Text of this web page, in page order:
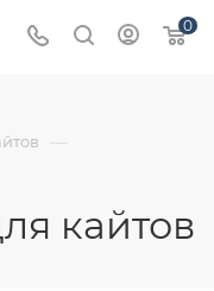
0
—
кайтов